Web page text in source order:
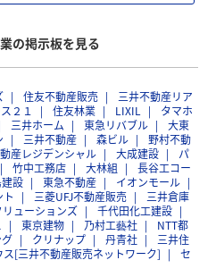
の掲示板を見る
住友不動産販売
三井不動産リア
２１ 住友林業 LIXIL
タマホ
三井ホーム 東急リバブル
大東
三井不動産 森ビル
野村不動
産レジデンシャル 大成建設
パ
竹中工務店 大林組
長谷工コー
設 東急不動産
イオンモール
三菱UFJ不動産販売
三井倉庫
ューションズ
千代田化工建設
東京建物 乃村工藝社
NTT都
クリナップ 丹青社
三井住
[三井不動産販売ネットワーク]
セ